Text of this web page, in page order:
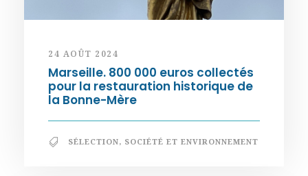
24 AOÛT 2024
Marseille. 800 000 euros collectés
pour la restauration historique de
la Bonne-Mère
SÉLECTION, SOCIÉTÉ ET ENVIRONNEMENT